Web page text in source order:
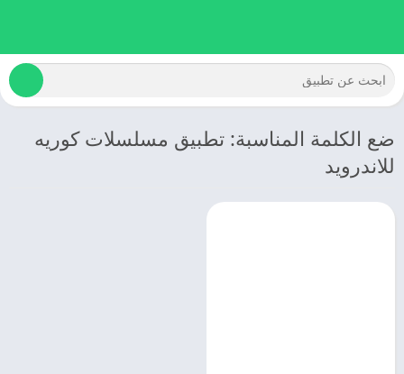
ضع الكلمة المناسبة: تطبيق مسلسلات كوريه
للاندرويد